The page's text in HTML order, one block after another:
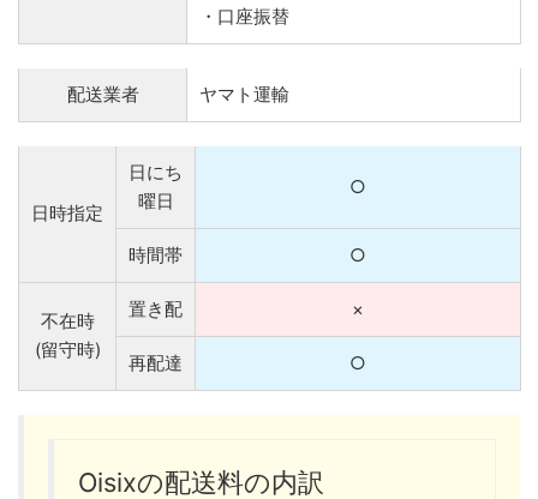
・口座振替
配送業者 ヤマト運輸
日時指定
日にち
曜日
○
時間帯 ○
不在時
(留守時)
置き配 ×
再配達 ○
Oisixの配送料の内訳